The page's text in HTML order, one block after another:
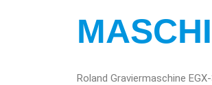
Roland Graviermaschine